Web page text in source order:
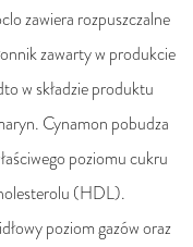
zawiera rozpuszczalne
zawarty w produkcie
w składzie produktu
Cynamon pobudza
poziomu cukru
(HDL).
poziom gazów oraz